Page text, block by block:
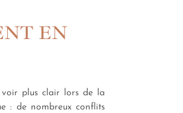
EN
voir plus clair lors de la
: de nombreux conflits